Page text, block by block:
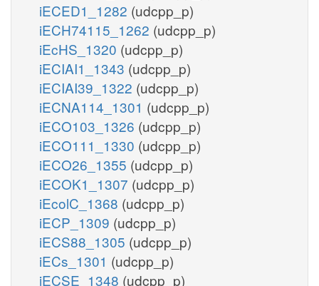
iECED1_1282 (udcpp_p)
iECH74115_1262 (udcpp_p)
iEcHS_1320 (udcpp_p)
iECIAI1_1343 (udcpp_p)
iECIAI39_1322 (udcpp_p)
iECNA114_1301 (udcpp_p)
iECO103_1326 (udcpp_p)
iECO111_1330 (udcpp_p)
iECO26_1355 (udcpp_p)
iECOK1_1307 (udcpp_p)
iEcolC_1368 (udcpp_p)
iECP_1309 (udcpp_p)
iECS88_1305 (udcpp_p)
iECs_1301 (udcpp_p)
iECSE_1348 (udcpp_p)